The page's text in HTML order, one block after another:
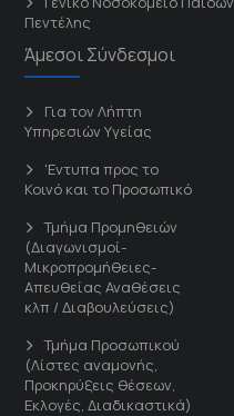
Πεντέλης
Άμεσοι Σύνδεσμοι
Για τον Λήπτη
Υπηρεσιών Υγείας
'Εντυπα προς το
Κοινό και το Προσωπικό
Τμήμα Προμηθειών
(Διαγωνισμοί-
Μικροπρομήθειες-
Απευθείας Αναθέσεις
κλπ / Διαβουλεύσεις)
Τμήμα Προσωπικού
(Λίστες αναμονής,
Προκηρύξεις θέσεων,
Εκλογές, Διαδικαστικά)